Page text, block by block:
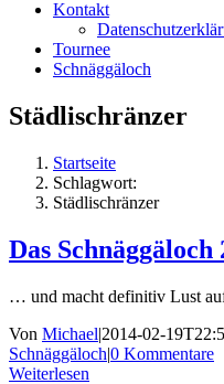
Kontakt
Tournee
Schnäggäloch
Städlischränzer
Startseite
Schlagwort:
Städlischränzer
Das
… und macht definitiv Lust
Von Michael|2014-02-
Schnäggäloch|0 Kommentare
Weiterlesen